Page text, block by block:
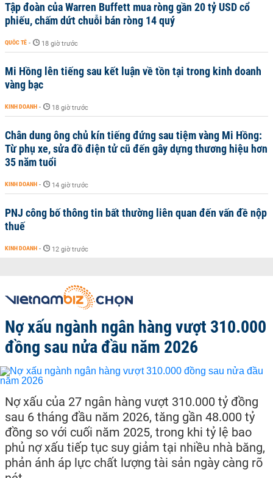
Tập đoàn của Warren Buffett mua ròng gần 20 tỷ USD cổ
phiếu, chấm dứt chuỗi bán ròng 14 quý
QUỐC TẾ - 18 giờ trước
Mi Hồng lên tiếng sau kết luận về tồn tại trong kinh doanh
vàng bạc
KINH DOANH - 18 giờ trước
Chân dung ông chủ kín tiếng đứng sau tiệm vàng Mi Hồng:
Từ phụ xe, sửa đồ điện tử cũ đến gây dựng thương hiệu hơn
35 năm tuổi
KINH DOANH - 14 giờ trước
PNJ công bố thông tin bất thường liên quan đến vấn đề nộp
thuế
KINH DOANH - 12 giờ trước
Nợ xấu ngành ngân hàng vượt 310.000
đồng sau nửa đầu năm 2026
Nợ xấu của 27 ngân hàng vượt 310.000 tỷ đồng
sau 6 tháng đầu năm 2026, tăng gần 48.000 tỷ
đồng so với cuối năm 2025, trong khi tỷ lệ bao
phủ nợ xấu tiếp tục suy giảm tại nhiều nhà băng,
phản ánh áp lực chất lượng tài sản ngày càng rõ